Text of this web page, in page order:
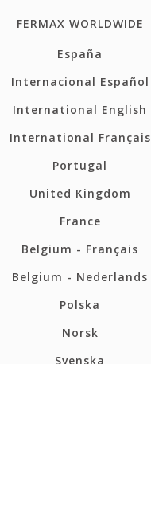
FERMAX WORLDWIDE
España
Internacional Español
International English
International Français
Portugal
United Kingdom
France
Belgium - Français
Belgium - Nederlands
Polska
Norsk
Svenska